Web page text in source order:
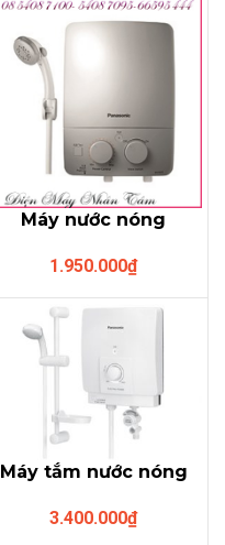
Máy nước nóng
3LS1VS (không bơm)
1.950.000₫
Máy tắm nước nóng
3HP1W (có bơm)
3.400.000₫